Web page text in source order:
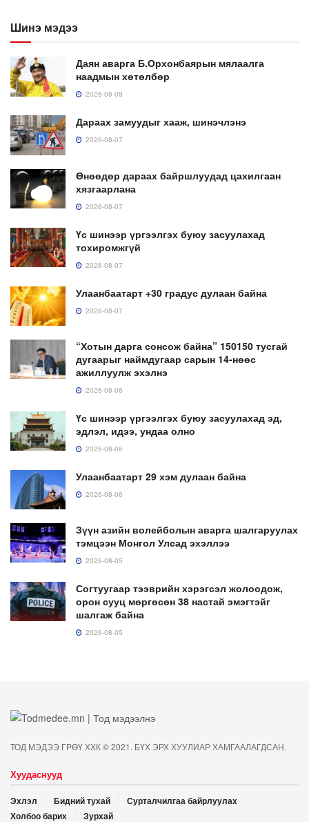
Шинэ мэдээ
Даян аварга Б.Орхонбаярын мялаалга
наадмын хөтөлбөр
2026-08-08
Дараах замуудыг хааж, шинэчлэнэ
2026-08-07
Өнөөдөр дараах байршлуудад цахилгаан
хязгаарлана
2026-08-07
Үс шинээр үргээлгэх буюу засуулахад
тохиромжгүй
2026-08-07
Улаанбаатарт +30 градус дулаан байна
2026-08-07
“Хотын дарга сонсож байна” 150150 тусгай
дугаарыг наймдугаар сарын 14-нөөс
ажиллуулж эхэлнэ
2026-08-06
Үс шинээр үргээлгэх буюу засуулахад эд,
эдлэл, идээ, ундаа олно
2026-08-06
Улаанбаатарт 29 хэм дулаан байна
2026-08-06
Зүүн азийн волейболын аварга шалгаруулах
тэмцээн Монгол Улсад эхэллээ
2026-08-05
Согтуугаар тээврийн хэрэгсэл жолоодож,
орон сууц мөргөсөн 38 настай эмэгтэйг
шалгаж байна
2026-08-05
ТОД МЭДЭЭ ГРӨҮ ХХК © 2021. БҮХ ЭРХ ХУУЛИАР ХАМГААЛАГДСАН.
Хуудаснууд
Эхлэл Бидний тухай
Сурталчилгаа байрлуулах
Холбоо барих
Зурхай